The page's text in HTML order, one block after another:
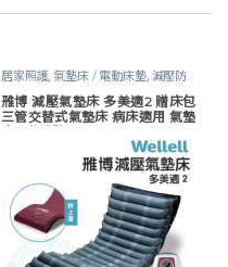
居家照護,氣墊床 / 電動床墊, 減壓防
褥瘡, 護理床具及配件, 長照專區,預防
褥瘡
雃博 減壓氣墊床 多美適2 贈床包
三管交替式氣墊床 病床適用 氣墊